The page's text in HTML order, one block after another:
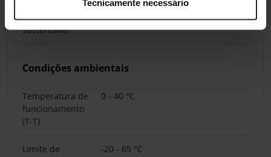
Tecnicamente necessário
Produto
sustentável
Sim
Condições ambientais
Temperatura de
funcionamento
(T-T)
0 - 40 °C
Limite de
-20 - 65 °C